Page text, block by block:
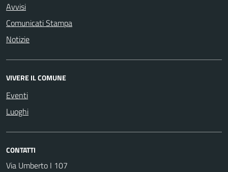
Avvisi
Comunicati Stampa
Notizie
VIVERE IL COMUNE
Eventi
Luoghi
CONTATTI
Via Umberto I 107